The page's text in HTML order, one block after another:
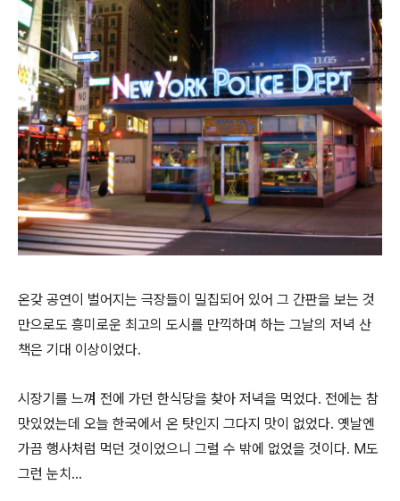
온갖 공연이 벌어지는 극장들이 밀집되어 있어 그 간판을 보는 것
만으로도 흥미로운 최고의 도시를 만끽하며 하는 그날의 저녁 산
책은 기대 이상이었다.
시장기를 느껴 전에 가던 한식당을 찾아 저녁을 먹었다. 전에는 참
맛있었는데 오늘 한국에서 온 탓인지 그다지 맛이 없었다. 옛날엔
가끔 행사처럼 먹던 것이었으니 그럴 수 밖에 없었을 것이다. M도
그런 눈치...